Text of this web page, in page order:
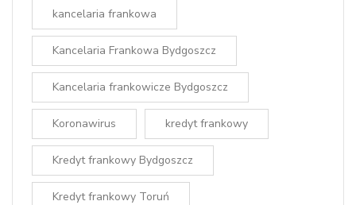
kancelaria frankowa
Kancelaria Frankowa Bydgoszcz
Kancelaria frankowicze Bydgoszcz
Koronawirus kredyt frankowy
Kredyt frankowy Bydgoszcz
Kredyt frankowy Toruń